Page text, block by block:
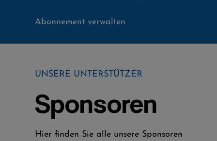
Abonnement verwalten
UNSERE UNTERSTÜTZER
Sponsoren
Hier finden Sie alle unsere Sponsoren